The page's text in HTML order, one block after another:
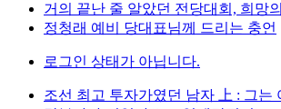
거의 끝난 줄 알았던 전당대회, 희망
정청래 예비 당대표님께 드리는 충언
로그인 상태가 아닙니다.
조선 최고 투자가였던 남자 上 : 그는